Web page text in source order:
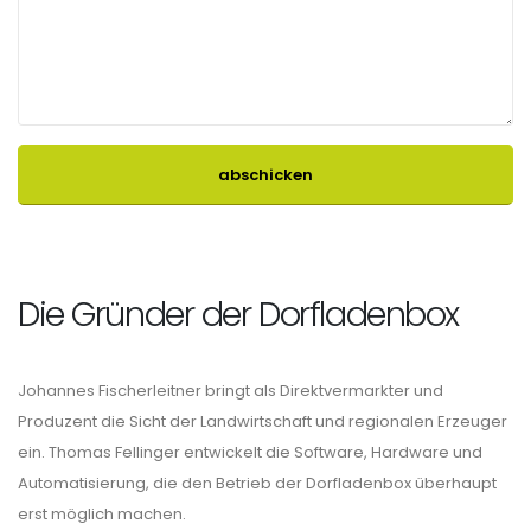
abschicken
Die Gründer der Dorfladenbox
Johannes Fischerleitner bringt als Direktvermarkter und
Produzent die Sicht der Landwirtschaft und regionalen Erzeuger
ein. Thomas Fellinger entwickelt die Software, Hardware und
Automatisierung, die den Betrieb der Dorfladenbox überhaupt
erst möglich machen.